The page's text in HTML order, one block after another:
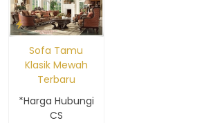
Sofa Tamu
Klasik Mewah
Terbaru
*Harga Hubungi
CS